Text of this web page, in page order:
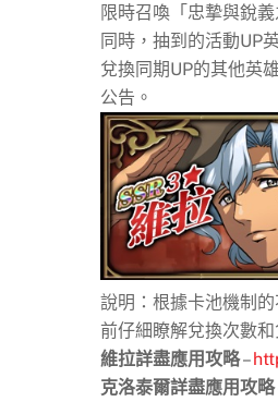
限時召喚「忠摯與銳
同時，抽到的活動UP
兌換同期UP的其他英
公告。
說明：根據卡池機制
前仔細瞭解兌換次數
維拉詳盡應用攻略–
克洛泰爾詳盡應用攻略